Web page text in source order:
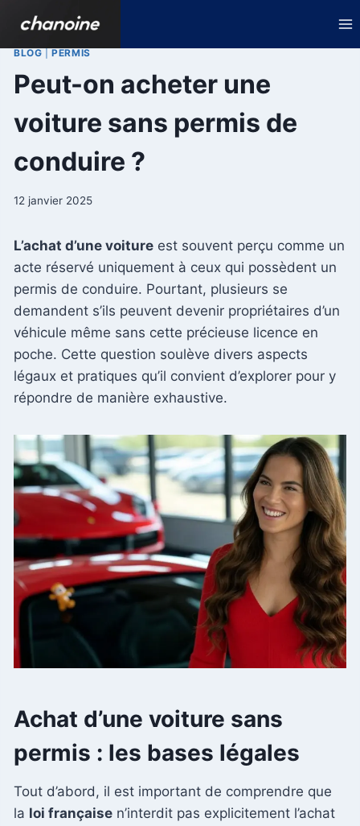
contenu
BLOG |PERMIS
Peut-on acheter une
voiture sans permis de
conduire ?
12 janvier 2025
L’achat d’une voiture est souvent perçu comme un
acte réservé uniquement à ceux qui possèdent un
permis de conduire. Pourtant, plusieurs se
demandent s’ils peuvent devenir propriétaires d’un
véhicule même sans cette précieuse licence en
poche. Cette question soulève divers aspects
légaux et pratiques qu’il convient d’explorer pour y
répondre de manière exhaustive.
Achat d’une voiture sans
permis : les bases légales
Tout d’abord, il est important de comprendre que
la loi française n’interdit pas explicitement l’achat